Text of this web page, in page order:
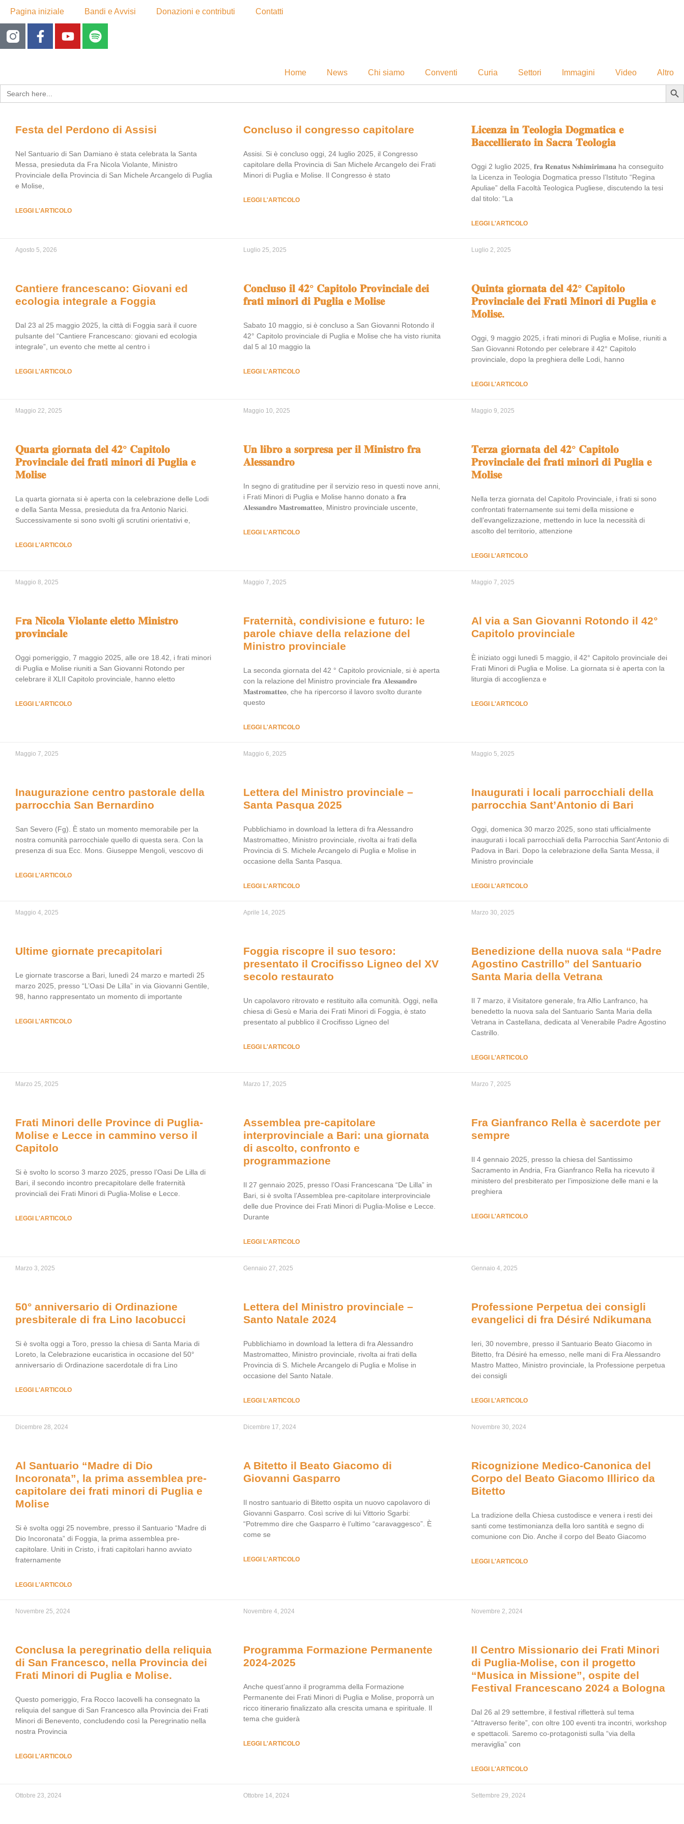
Pagina iniziale Bandi e Avvisi Donazioni e contributi Contatti
Home News Chi siamo Conventi Curia Settori Immagini Video
Altro
Search
for:
Festa del Perdono di Assisi
Nel Santuario di San Damiano è stata celebrata la Santa
Messa, presieduta da Fra Nicola Violante, Ministro
Provinciale della Provincia di San Michele Arcangelo di Puglia
e Molise,
LEGGI L'ARTICOLO
Agosto 5, 2026
Concluso il congresso capitolare
Assisi. Si è concluso oggi, 24 luglio 2025, il Congresso
capitolare della Provincia di San Michele Arcangelo dei Frati
Minori di Puglia e Molise. Il Congresso è stato
LEGGI L'ARTICOLO
Luglio 25, 2025
𝐋𝐢𝐜𝐞𝐧𝐳𝐚 𝐢𝐧 𝐓𝐞𝐨𝐥𝐨𝐠𝐢𝐚 𝐃𝐨𝐠𝐦𝐚𝐭𝐢𝐜𝐚 𝐞
𝐁𝐚𝐜𝐜𝐞𝐥𝐥𝐢𝐞𝐫𝐚𝐭𝐨 𝐢𝐧 𝐒𝐚𝐜𝐫𝐚 𝐓𝐞𝐨𝐥𝐨𝐠𝐢𝐚
Oggi 2 luglio 2025, 𝐟𝐫𝐚 𝐑𝐞𝐧𝐚𝐭𝐮𝐬 𝐍𝐬𝐡𝐢𝐦𝐢𝐫𝐢𝐦𝐚𝐧𝐚 ha conseguito
la Licenza in Teologia Dogmatica presso l’Istituto “Regina
Apuliae” della Facoltà Teologica Pugliese, discutendo la tesi
dal titolo: “La
LEGGI L'ARTICOLO
Luglio 2, 2025
Cantiere francescano: Giovani ed
ecologia integrale a Foggia
Dal 23 al 25 maggio 2025, la città di Foggia sarà il cuore
pulsante del “Cantiere Francescano: giovani ed ecologia
integrale”, un evento che mette al centro i
LEGGI L'ARTICOLO
Maggio 22, 2025
𝐂𝐨𝐧𝐜𝐥𝐮𝐬𝐨 𝐢𝐥 𝟒𝟐° 𝐂𝐚𝐩𝐢𝐭𝐨𝐥𝐨 𝐏𝐫𝐨𝐯𝐢𝐧𝐜𝐢𝐚𝐥𝐞 𝐝𝐞𝐢
𝐟𝐫𝐚𝐭𝐢 𝐦𝐢𝐧𝐨𝐫𝐢 𝐝𝐢 𝐏𝐮𝐠𝐥𝐢𝐚 𝐞 𝐌𝐨𝐥𝐢𝐬𝐞
Sabato 10 maggio, si è concluso a San Giovanni Rotondo il
42° Capitolo provinciale di Puglia e Molise che ha visto riunita
dal 5 al 10 maggio la
LEGGI L'ARTICOLO
Maggio 10, 2025
𝐐𝐮𝐢𝐧𝐭𝐚 𝐠𝐢𝐨𝐫𝐧𝐚𝐭𝐚 𝐝𝐞𝐥 𝟒𝟐° 𝐂𝐚𝐩𝐢𝐭𝐨𝐥𝐨
𝐏𝐫𝐨𝐯𝐢𝐧𝐜𝐢𝐚𝐥𝐞 𝐝𝐞𝐢 𝐅𝐫𝐚𝐭𝐢 𝐌𝐢𝐧𝐨𝐫𝐢 𝐝𝐢 𝐏𝐮𝐠𝐥𝐢𝐚 𝐞
𝐌𝐨𝐥𝐢𝐬𝐞.
Oggi, 9 maggio 2025, i frati minori di Puglia e Molise, riuniti a
San Giovanni Rotondo per celebrare il 42° Capitolo
provinciale, dopo la preghiera delle Lodi, hanno
LEGGI L'ARTICOLO
Maggio 9, 2025
𝐐𝐮𝐚𝐫𝐭𝐚 𝐠𝐢𝐨𝐫𝐧𝐚𝐭𝐚 𝐝𝐞𝐥 𝟒𝟐° 𝐂𝐚𝐩𝐢𝐭𝐨𝐥𝐨
𝐏𝐫𝐨𝐯𝐢𝐧𝐜𝐢𝐚𝐥𝐞 𝐝𝐞𝐢 𝐟𝐫𝐚𝐭𝐢 𝐦𝐢𝐧𝐨𝐫𝐢 𝐝𝐢 𝐏𝐮𝐠𝐥𝐢𝐚 𝐞
𝐌𝐨𝐥𝐢𝐬𝐞
La quarta giornata si è aperta con la celebrazione delle Lodi
e della Santa Messa, presieduta da fra Antonio Narici.
Successivamente si sono svolti gli scrutini orientativi e,
LEGGI L'ARTICOLO
Maggio 8, 2025
𝐔𝐧 𝐥𝐢𝐛𝐫𝐨 𝐚 𝐬𝐨𝐫𝐩𝐫𝐞𝐬𝐚 𝐩𝐞𝐫 𝐢𝐥 𝐌𝐢𝐧𝐢𝐬𝐭𝐫𝐨 𝐟𝐫𝐚
𝐀𝐥𝐞𝐬𝐬𝐚𝐧𝐝𝐫𝐨
In segno di gratitudine per il servizio reso in questi nove anni,
i Frati Minori di Puglia e Molise hanno donato a 𝐟𝐫𝐚
𝐀𝐥𝐞𝐬𝐬𝐚𝐧𝐝𝐫𝐨 𝐌𝐚𝐬𝐭𝐫𝐨𝐦𝐚𝐭𝐭𝐞𝐨, Ministro provinciale uscente,
LEGGI L'ARTICOLO
Maggio 7, 2025
𝐓𝐞𝐫𝐳𝐚 𝐠𝐢𝐨𝐫𝐧𝐚𝐭𝐚 𝐝𝐞𝐥 𝟒𝟐° 𝐂𝐚𝐩𝐢𝐭𝐨𝐥𝐨
𝐏𝐫𝐨𝐯𝐢𝐧𝐜𝐢𝐚𝐥𝐞 𝐝𝐞𝐢 𝐟𝐫𝐚𝐭𝐢 𝐦𝐢𝐧𝐨𝐫𝐢 𝐝𝐢 𝐏𝐮𝐠𝐥𝐢𝐚 𝐞
𝐌𝐨𝐥𝐢𝐬𝐞
Nella terza giornata del Capitolo Provinciale, i frati si sono
confrontati fraternamente sui temi della missione e
dell’evangelizzazione, mettendo in luce la necessità di
ascolto del territorio, attenzione
LEGGI L'ARTICOLO
Maggio 7, 2025
F𝐫𝐚 𝐍𝐢𝐜𝐨𝐥𝐚 𝐕𝐢𝐨𝐥𝐚𝐧𝐭𝐞 𝐞𝐥𝐞𝐭𝐭𝐨 𝐌𝐢𝐧𝐢𝐬𝐭𝐫𝐨
𝐩𝐫𝐨𝐯𝐢𝐧𝐜𝐢𝐚𝐥𝐞
Oggi pomeriggio, 7 maggio 2025, alle ore 18.42, i frati minori
di Puglia e Molise riuniti a San Giovanni Rotondo per
celebrare il XLII Capitolo provinciale, hanno eletto
LEGGI L'ARTICOLO
Maggio 7, 2025
Fraternità, condivisione e futuro: le
parole chiave della relazione del
Ministro provinciale
La seconda giornata del 42 ° Capitolo provicniale, si è aperta
con la relazione del Ministro provinciale 𝐟𝐫𝐚 𝐀𝐥𝐞𝐬𝐬𝐚𝐧𝐝𝐫𝐨
𝐌𝐚𝐬𝐭𝐫𝐨𝐦𝐚𝐭𝐭𝐞𝐨, che ha ripercorso il lavoro svolto durante
questo
LEGGI L'ARTICOLO
Maggio 6, 2025
Al via a San Giovanni Rotondo il 42°
Capitolo provinciale
È iniziato oggi lunedì 5 maggio, il 42° Capitolo provinciale dei
Frati Minori di Puglia e Molise. La giornata si è aperta con la
liturgia di accoglienza e
LEGGI L'ARTICOLO
Maggio 5, 2025
Inaugurazione centro pastorale della
parrocchia San Bernardino
San Severo (Fg). È stato un momento memorabile per la
nostra comunità parrocchiale quello di questa sera. Con la
presenza di sua Ecc. Mons. Giuseppe Mengoli, vescovo di
LEGGI L'ARTICOLO
Maggio 4, 2025
Lettera del Ministro provinciale –
Santa Pasqua 2025
Pubblichiamo in download la lettera di fra Alessandro
Mastromatteo, Ministro provinciale, rivolta ai frati della
Provincia di S. Michele Arcangelo di Puglia e Molise in
occasione della Santa Pasqua.
LEGGI L'ARTICOLO
Aprile 14, 2025
Inaugurati i locali parrocchiali della
parrocchia Sant’Antonio di Bari
Oggi, domenica 30 marzo 2025, sono stati ufficialmente
inaugurati i locali parrocchiali della Parrocchia Sant’Antonio di
Padova in Bari. Dopo la celebrazione della Santa Messa, il
Ministro provinciale
LEGGI L'ARTICOLO
Marzo 30, 2025
Ultime giornate precapitolari
Le giornate trascorse a Bari, lunedì 24 marzo e martedì 25
marzo 2025, presso “L’Oasi De Lilla” in via Giovanni Gentile,
98, hanno rappresentato un momento di importante
LEGGI L'ARTICOLO
Marzo 25, 2025
Foggia riscopre il suo tesoro:
presentato il Crocifisso Ligneo del XV
secolo restaurato
Un capolavoro ritrovato e restituito alla comunità. Oggi, nella
chiesa di Gesù e Maria dei Frati Minori di Foggia, è stato
presentato al pubblico il Crocifisso Ligneo del
LEGGI L'ARTICOLO
Marzo 17, 2025
Benedizione della nuova sala “Padre
Agostino Castrillo” del Santuario
Santa Maria della Vetrana
Il 7 marzo, il Visitatore generale, fra Alfio Lanfranco, ha
benedetto la nuova sala del Santuario Santa Maria della
Vetrana in Castellana, dedicata al Venerabile Padre Agostino
Castrillo.
LEGGI L'ARTICOLO
Marzo 7, 2025
Frati Minori delle Province di Puglia-
Molise e Lecce in cammino verso il
Capitolo
Si è svolto lo scorso 3 marzo 2025, presso l’Oasi De Lilla di
Bari, il secondo incontro precapitolare delle fraternità
provinciali dei Frati Minori di Puglia-Molise e Lecce.
LEGGI L'ARTICOLO
Marzo 3, 2025
Assemblea pre-capitolare
interprovinciale a Bari: una giornata
di ascolto, confronto e
programmazione
Il 27 gennaio 2025, presso l’Oasi Francescana “De Lilla” in
Bari, si è svolta l’Assemblea pre-capitolare interprovinciale
delle due Province dei Frati Minori di Puglia-Molise e Lecce.
Durante
LEGGI L'ARTICOLO
Gennaio 27, 2025
Fra Gianfranco Rella è sacerdote per
sempre
Il 4 gennaio 2025, presso la chiesa del Santissimo
Sacramento in Andria, Fra Gianfranco Rella ha ricevuto il
ministero del presbiterato per l’imposizione delle mani e la
preghiera
LEGGI L'ARTICOLO
Gennaio 4, 2025
50° anniversario di Ordinazione
presbiterale di fra Lino Iacobucci
Si è svolta oggi a Toro, presso la chiesa di Santa Maria di
Loreto, la Celebrazione eucaristica in occasione del 50°
anniversario di Ordinazione sacerdotale di fra Lino
LEGGI L'ARTICOLO
Dicembre 28, 2024
Lettera del Ministro provinciale –
Santo Natale 2024
Pubblichiamo in download la lettera di fra Alessandro
Mastromatteo, Ministro provinciale, rivolta ai frati della
Provincia di S. Michele Arcangelo di Puglia e Molise in
occasione del Santo Natale.
LEGGI L'ARTICOLO
Dicembre 17, 2024
Professione Perpetua dei consigli
evangelici di fra Désiré Ndikumana
Ieri, 30 novembre, presso il Santuario Beato Giacomo in
Bitetto, fra Désiré ha emesso, nelle mani di Fra Alessandro
Mastro Matteo, Ministro provinciale, la Professione perpetua
dei consigli
LEGGI L'ARTICOLO
Novembre 30, 2024
Al Santuario “Madre di Dio
Incoronata”, la prima assemblea pre-
capitolare dei frati minori di Puglia e
Molise
Si è svolta oggi 25 novembre, presso il Santuario “Madre di
Dio Incoronata” di Foggia, la prima assemblea pre-
capitolare. Uniti in Cristo, i frati capitolari hanno avviato
fraternamente
LEGGI L'ARTICOLO
Novembre 25, 2024
A Bitetto il Beato Giacomo di
Giovanni Gasparro
Il nostro santuario di Bitetto ospita un nuovo capolavoro di
Giovanni Gasparro. Così scrive di lui Vittorio Sgarbi:
“Potremmo dire che Gasparro è l’ultimo “caravaggesco”. È
come se
LEGGI L'ARTICOLO
Novembre 4, 2024
Ricognizione Medico-Canonica del
Corpo del Beato Giacomo Illirico da
Bitetto
La tradizione della Chiesa custodisce e venera i resti dei
santi come testimonianza della loro santità e segno di
comunione con Dio. Anche il corpo del Beato Giacomo
LEGGI L'ARTICOLO
Novembre 2, 2024
Conclusa la peregrinatio della reliquia
di San Francesco, nella Provincia dei
Frati Minori di Puglia e Molise.
Questo pomeriggio, Fra Rocco Iacovelli ha consegnato la
reliquia del sangue di San Francesco alla Provincia dei Frati
Minori di Benevento, concludendo così la Peregrinatio nella
nostra Provincia
LEGGI L'ARTICOLO
Ottobre 23, 2024
Programma Formazione Permanente
2024-2025
Anche quest’anno il programma della Formazione
Permanente dei Frati Minori di Puglia e Molise, proporrà un
ricco itinerario finalizzato alla crescita umana e spirituale. Il
tema che guiderà
LEGGI L'ARTICOLO
Ottobre 14, 2024
Il Centro Missionario dei Frati Minori
di Puglia-Molise, con il progetto
“Musica in Missione”, ospite del
Festival Francescano 2024 a Bologna
Dal 26 al 29 settembre, il festival rifletterà sul tema
“Attraverso ferite”, con oltre 100 eventi tra incontri, workshop
e spettacoli. Saremo co-protagonisti sulla “via della
meraviglia” con
LEGGI L'ARTICOLO
Settembre 29, 2024